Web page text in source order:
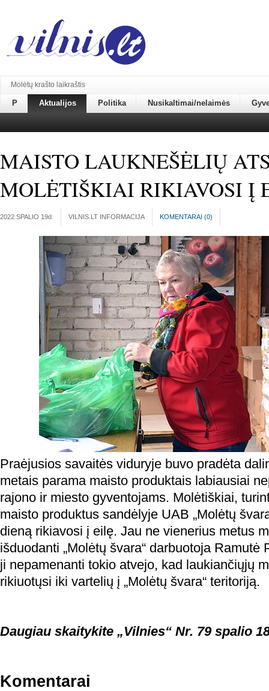
Molėtų krašto laikraštis
P Aktualijos Politika Nusikaltimai/nelaimės
MAISTO LAUKNEŠĖLIŲ
MOLĖTIŠKIAI RIKIAVOSI Į
2022 SPALIO 19d. VILNIS.LT INFORMACIJA KOMENTARAI (0)
Praėjusios savaitės viduryje buvo pradėta
metais parama maisto produktais labiausiai
rajono ir miesto gyventojams. Molėtiškiai,
maisto produktus sandėlyje UAB „Molėtų
dieną rikiavosi į eilę. Jau ne vienerius metus
išduodanti „Molėtų švara“ darbuotoja Ramutė
ji nepamenanti tokio atvejo, kad laukiančiųjų
rikiuotųsi iki vartelių į „Molėtų švara“ teritoriją.
Daugiau skaitykite „Vilnies“ Nr. 79 spalio
Komentarai